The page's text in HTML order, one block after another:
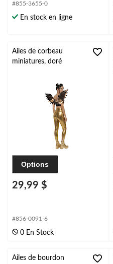
#855-3655-0
En stock en ligne
Ailes de corbeau
miniatures, doré
Options
29,99 $
#856-0091-6
0 En Stock
Ailes de bourdon